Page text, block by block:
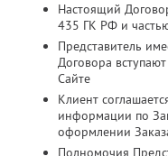
Настоящий
435 ГК РФ и
Представитель
Договора
Сайте
Клиент
информации по
оформлении
Полномочия